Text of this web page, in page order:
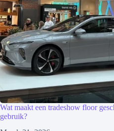
Wat maakt een tradeshow floor
gebruik?